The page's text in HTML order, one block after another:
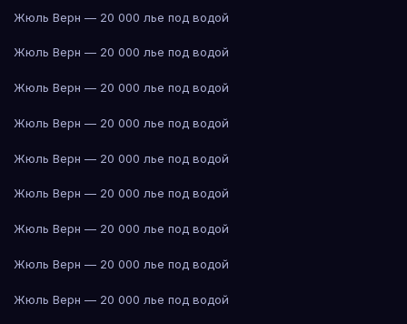
Жюль Верн — 20 000 лье под водой
Жюль Верн — 20 000 лье под водой
Жюль Верн — 20 000 лье под водой
Жюль Верн — 20 000 лье под водой
Жюль Верн — 20 000 лье под водой
Жюль Верн — 20 000 лье под водой
Жюль Верн — 20 000 лье под водой
Жюль Верн — 20 000 лье под водой
Жюль Верн — 20 000 лье под водой